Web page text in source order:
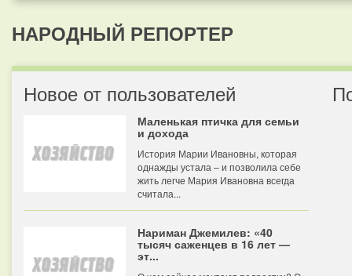
НАРОДНЫЙ РЕПОРТЕР
Новое от пользователей
Маленькая птичка для семьи
и дохода
История Марии Ивановны, которая
однажды устала – и позволила себе
жить легче Мария Ивановна всегда
считала...
Нариман Джемилев: «40
тысяч саженцев в 16 лет —
эт...